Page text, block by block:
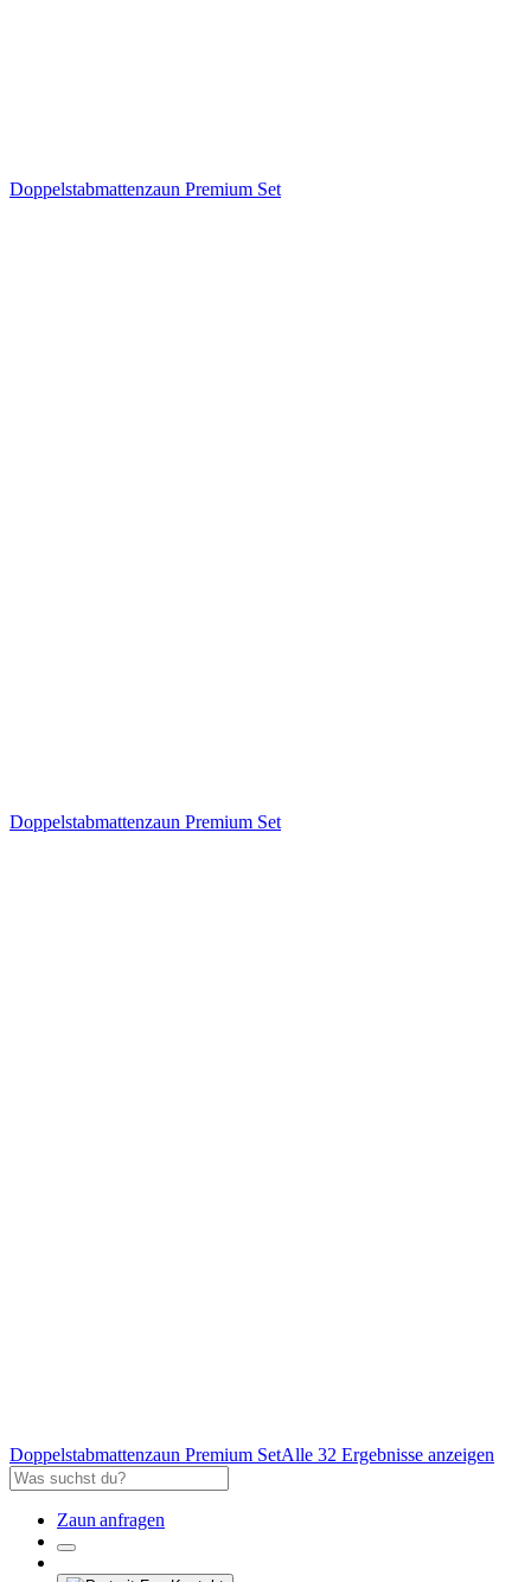
Doppelstabmattenzaun Premium Set
Doppelstabmattenzaun Premium Set
Doppelstabmattenzaun Premium SetAlle 32 Ergebnisse anzeigen
Zaun anfragen